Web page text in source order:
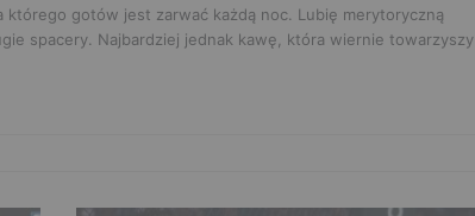
którego gotów jest zarwać każdą noc. Lubię merytoryczną
spacery. Najbardziej jednak kawę, która wiernie towarzyszy